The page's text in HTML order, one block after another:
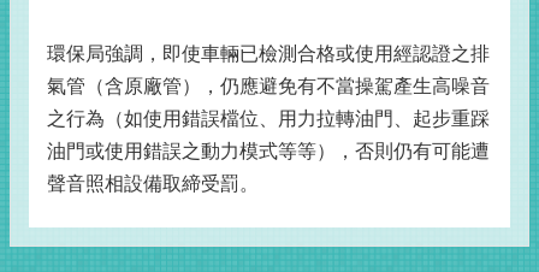
環保局強調，即使車輛已檢測合格或使用經認證之排
氣管（含原廠管），仍應避免有不當操駕產生高噪音
之行為（如使用錯誤檔位、用力拉轉油門、起步重踩
油門或使用錯誤之動力模式等等），否則仍有可能遭
聲音照相設備取締受罰。